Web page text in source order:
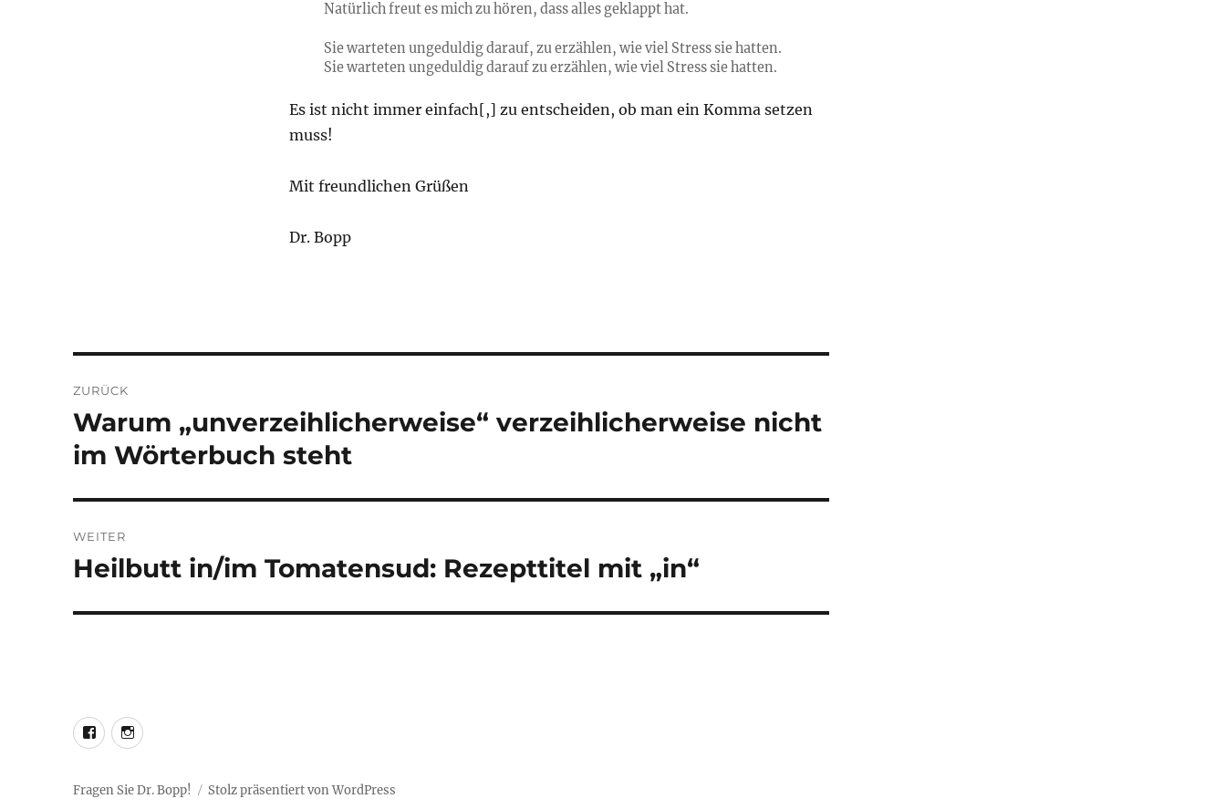
Natürlich freut es mich zu hören, dass alles geklappt hat.
Sie warteten ungeduldig darauf, zu erzählen, wie viel Stress sie hatten.
Sie warteten ungeduldig darauf zu erzählen, wie viel Stress sie hatten.
Es ist nicht immer einfach[,] zu entscheiden, ob man ein Komma setzen
muss!
Mit freundlichen Grüßen
Dr. Bopp
ZURÜCK
Vorheriger
Beitrag:
Warum „unverzeihlicherweise“ verzeihlicherweise nicht
im Wörterbuch steht
WEITER
Nächster
Heilbutt in/im Tomatensud: Rezepttitel mit „in“
LEO@Facebook
LEO@Instagram
Fragen Sie Dr. Bopp! Stolz präsentiert von WordPress